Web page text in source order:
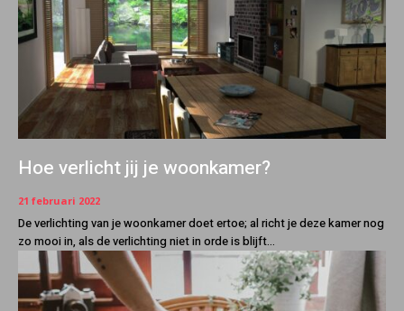
Hoe verlicht jij je woonkamer?
21 februari 2022
De verlichting van je woonkamer doet ertoe; al richt je deze kamer nog
zo mooi in, als de verlichting niet in orde is blijft...